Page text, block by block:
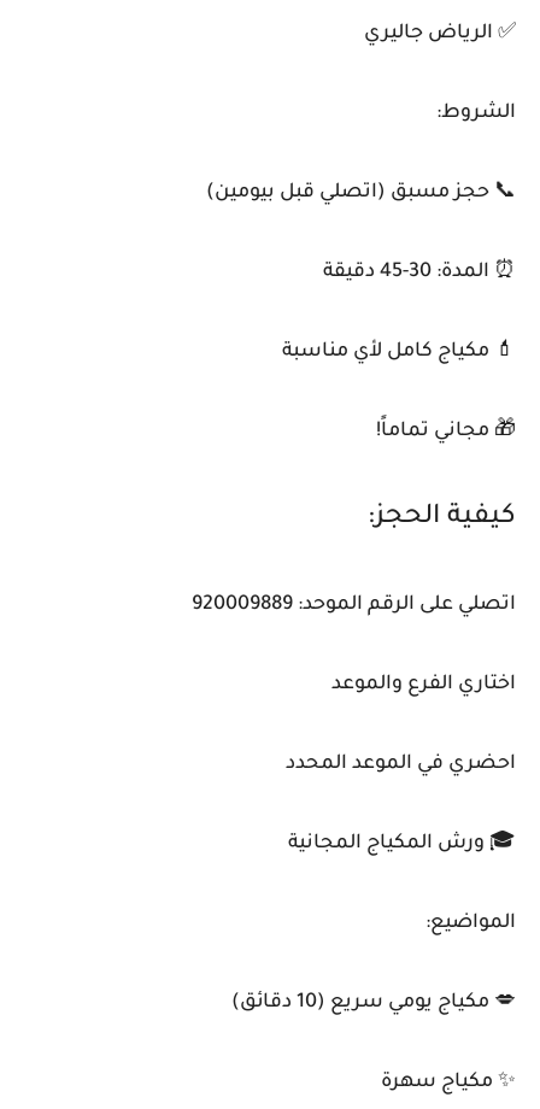
✅ الرياض جاليري
الشروط:
📞 حجز مسبق (اتصلي قبل بيومين)
⏰ المدة: 30-45 دقيقة
💄 مكياج كامل لأي مناسبة
🎁 مجاني تماماً!
كيفية الحجز:
اتصلي على الرقم الموحد: 920009889
اختاري الفرع والموعد
احضري في الموعد المحدد
🎓 ورش المكياج المجانية
المواضيع:
💋 مكياج يومي سريع (10 دقائق)
✨ مكياج سهرة